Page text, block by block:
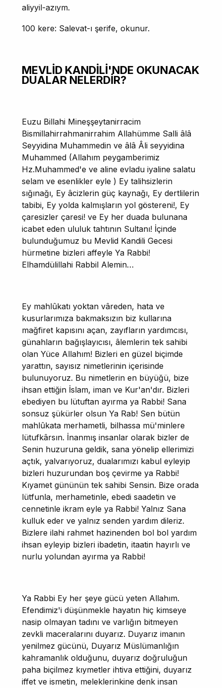
aliyyil-azıym.
100 kere: Salevat-ı şerife, okunur.
MEVLİD KANDİLİ'NDE OKUNACAK
DUALAR NELERDİR?
Euzu Billahi Mineşşeytanirracim
Bismillahirrahmanirrahim Allahümme Salli âlâ
Seyyidina Muhammedin ve âlâ Âli seyyidina
Muhammed (Allahım peygamberimiz
Hz.Muhammed'e ve aline evladu iyaline salatu
selam ve esenlikler eyle ) Ey talihsizlerin
sığınağı, Ey âcizlerin güç kaynağı, Ey dertlilerin
tabibi, Ey yolda kalmışların yol göstereni!, Ey
çaresizler çaresi! ve Ey her duada bulunana
icabet eden ululuk tahtının Sultanı! İçinde
bulunduğumuz bu Mevlid Kandili Gecesi
hürmetine bizleri affeyle Ya Rabbi!
Elhamdülillahi Rabbil Alemin…
Ey mahlûkatı yoktan vâreden, hata ve
kusurlarımıza bakmaksızın biz kullarına
mağfiret kapısını açan, zayıfların yardımcısı,
günahların bağışlayıcısı, âlemlerin tek sahibi
olan Yüce Allahım! Bizleri en güzel biçimde
yarattın, sayısız nimetlerinin içerisinde
bulunuyoruz. Bu nimetlerin en büyüğü, bize
ihsan ettiğin İslam, iman ve Kur'an'dır. Bizleri
ebediyen bu lütuftan ayırma ya Rabbi! Sana
sonsuz şükürler olsun Ya Rab! Sen bütün
mahlûkata merhametli, bilhassa mü'minlere
lütufkârsın. İnanmış insanlar olarak bizler de
Senin huzuruna geldik, sana yönelip ellerimizi
açtık, yalvarıyoruz, dualarımızı kabul eyleyip
bizleri huzurundan boş çevirme ya Rabbi!
Kıyamet gününün tek sahibi Sensin. Bize orada
lütfunla, merhametinle, ebedi saadetin ve
cennetinle ikram eyle ya Rabbi! Yalnız Sana
kulluk eder ve yalnız senden yardım dileriz.
Bizlere ilahi rahmet hazinenden bol bol yardım
ihsan eyleyip bizleri ibadetin, itaatin hayırlı ve
nurlu yolundan ayırma ya Rabbi!
Ya Rabbi Ey her şeye gücü yeten Allahım.
Efendimiz'i düşünmekle hayatın hiç kimseye
nasip olmayan tadını ve varlığın bitmeyen
zevkli maceralarını duyarız. Duyarız imanın
yenilmez gücünü, Duyarız Müslümanlığın
kahramanlık olduğunu, duyarız doğruluğun
paha biçilmez kıymetler ihtiva ettiğini, duyarız
iffet ve ismetin, meleklerinkine denk insan